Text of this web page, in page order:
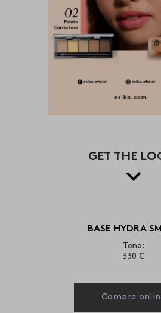
GET THE
BASE HYDRA
Tono:
330 C
Compra